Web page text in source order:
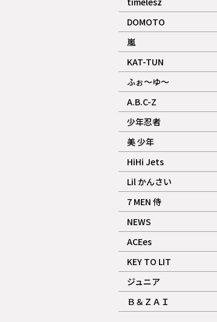
記事
DOMOTO
記事
嵐
記事
KAT-TUN
記事
ふぉ～ゆ～
記事
A.B.C-Z
記事
ギャラリー
少年忍者
記事
美 少年
記事
HiHi Jets
記事
Lil かんさい
記事
7 MEN 侍
記事
NEWS
記事
ACEes
記事
KEY TO LIT
記事
ジュニア
記事
Ｂ＆ＺＡＩ
記事